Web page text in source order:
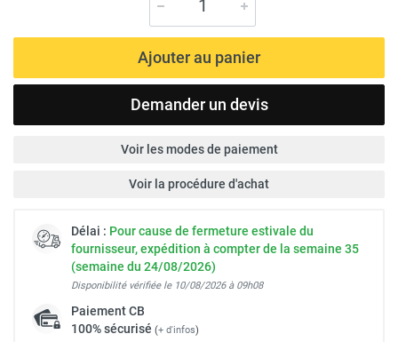
Ajouter au panier
Demander un devis
Voir les modes de paiement
Voir la procédure d'achat
Délai : Pour cause de fermeture estivale du
fournisseur, expédition à compter de la semaine 35
(semaine du 24/08/2026)
Disponibilité vérifiée le 10/08/2026 à 09h08
PaiementCB
100% sécurisé (+ d'infos)